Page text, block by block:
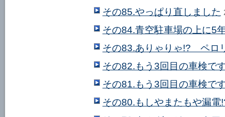
その85.やっぱり直しました
その84.青空駐車場の上に5
その83.ありゃりゃ!? ペロ
その82.もう3回目の車検で
その81.もう3回目の車検で
その80.もしやまたもや漏電